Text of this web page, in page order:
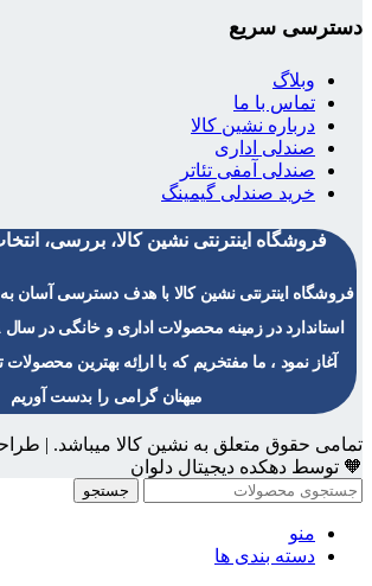
دسترسی سریع
وبلاگ
تماس با ما
درباره نشین کالا
صندلی اداری
صندلی آمفی تئاتر
خرید صندلی گیمینگ
فروشگاه اینترنتی نشین کالا، بررسی،
فروشگاه اینترنتی نشین کالا با هدف دسترسی آسان
آغاز نمود ، ما مفتخریم که با اراِئه بهترین
میهنان گرامی را بدست آوریم
تمامی حقوق متعلق به نشین کالا میباشد. |
🧡 توسط دهکده دیجیتال دلوان
جستجو
منو
دسته بندی ها